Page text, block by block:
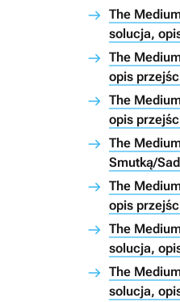
The
solucja,
The
opis
The
opis
The
Smutką/
The
opis
The
solucja,
The
solucja,